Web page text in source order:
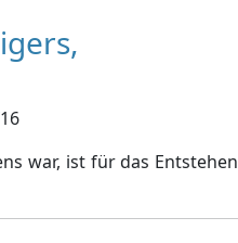
war, ist für das Entstehen